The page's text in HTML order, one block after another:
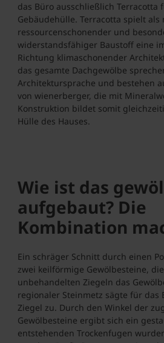
das Büro ausschließlich Terracotta
Gebäudehülle. Terracotta spielt als
ressourcenschonender und
widerstandsfähiger Baustoff eine
Richtung klimaschonender
das gesamte Dachgewölbe
Architektursprache und bestehen
von wienerberger, die mit
Konstruktion bildet somit
Hülle des Hauses.
Wie ist das
aufgebaut? Die
Kombination
Ein schräger Schnitt durch einen
zwei keilförmige Gewölbesteine,
unbehandelten Ziegeln das
regionaler Steinmetz sägte für das
Ziegel zu. Durch den Winkel der
Gewölbesteine ergibt sich ein
entstehenden Trockenfugen